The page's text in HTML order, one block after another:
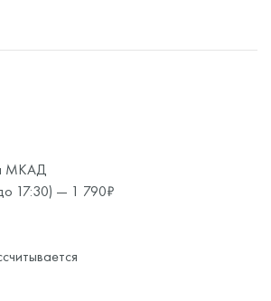
МКАД
17:30) — 1 790₽